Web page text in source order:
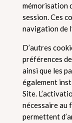
mémorisation
session. Ces
navigation de
D’autres
préférences
ainsi que les
également
Site.
nécessaire au
permettent